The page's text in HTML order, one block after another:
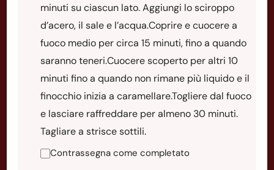
minuti su ciascun lato. Aggiungi lo sciroppo
d’acero, il sale e l’acqua.Coprire e cuocere a
fuoco medio per circa 15 minuti, fino a quando
saranno teneri.Cuocere scoperto per altri 10
minuti fino a quando non rimane più liquido e il
finocchio inizia a caramellare.Togliere dal fuoco
e lasciare raffreddare per almeno 30 minuti.
Tagliare a strisce sottili.
Contrassegna come completato